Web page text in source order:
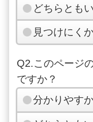
どちらとも
見つけにく
Q2.このページ
ですか？
分かりやす